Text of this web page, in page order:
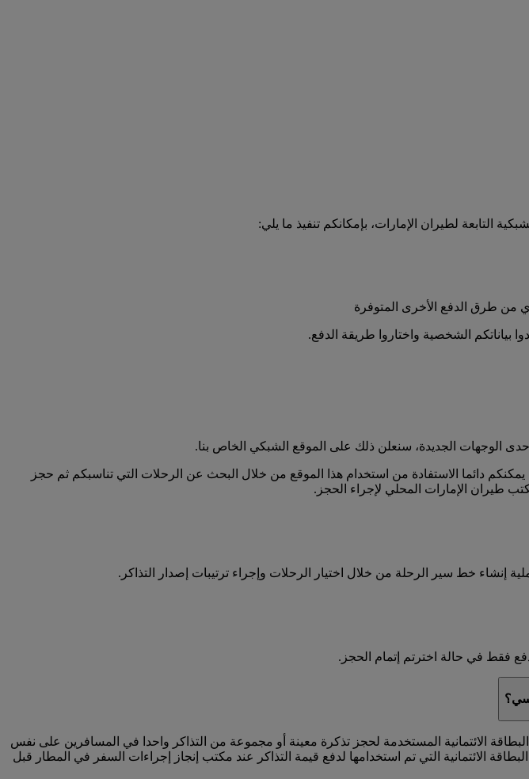
التابعة لطيران الإمارات، بإمكانكم تنفيذ ما يلي:
من طرق الدفع الأخرى المتوفرة
بياناتكم الشخصية واختاروا طريقة الدفع.
الوجهات الجديدة، سنعلن ذلك على الموقع الشبكي الخاص بنا.
دائما الاستفادة من استخدام هذا الموقع من خلال البحث عن الرحلات التي تناسبكم ثم حجز
طيران الإمارات المحلي لإجراء الحجز.
إنشاء خط سير الرحلة من خلال اختيار الرحلات وإجراء ترتيبات إصدار التذاكر.
فقط في حالة اخترتم إتمام الحجز.
الائتمانية المستخدمة لحجز تذكرة معينة أو مجموعة من التذاكر واحدا في المسافرين على نفس
الائتمانية التي تم استخدامها لدفع قيمة التذاكر عند مكتب إنجاز إجراءات السفر في المطار قبل